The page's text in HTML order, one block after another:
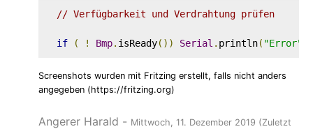
// Verfügbarkeit und Verdrahtung prüfen
if ( ! Bmp. isReady()) Serial . println( "Error"
Screenshots wurden mit Fritzing erstellt, falls nicht anders
angegeben (https://fritzing.org)
Angerer Harald - Mittwoch, 11. Dezember 2019 (Zuletzt